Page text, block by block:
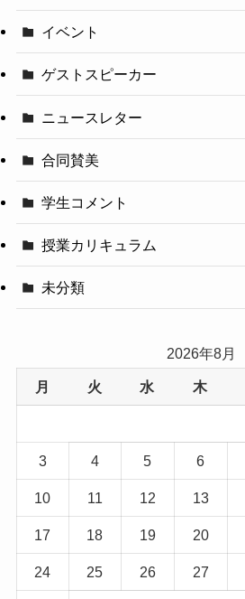
イベント
ゲストスピーカー
ニュースレター
合同賛美
学生コメント
授業カリキュラム
未分類
2026年8月
月 火 水 木
3 4 5 6
10 11 12 13
17 18 19 20
24 25 26 27